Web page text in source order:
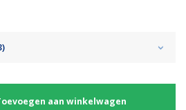
aan winkelwagen